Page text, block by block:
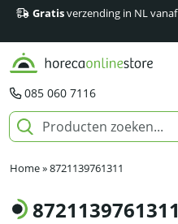
Gratisverzending in NL
085 060 7116
Home»8721139761311
8721139761311